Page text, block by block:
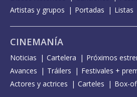
Artistas y grupos
Portadas Listas
CINEMANÍA
Noticias Cartelera Próximos
Avances
Tráilers
Festivales +
Actores y actrices
Carteles Box-